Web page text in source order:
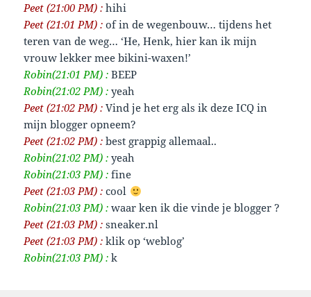
Peet (21:00 PM) : hihi
Peet (21:01 PM) : of in de wegenbouw… tijdens het
teren van de weg… ‘He, Henk, hier kan ik mijn
vrouw lekker mee bikini-waxen!’
Robin(21:01 PM) : BEEP
Robin(21:02 PM) : yeah
Peet (21:02 PM) : Vind je het erg als ik deze ICQ in
mijn blogger opneem?
Peet (21:02 PM) : best grappig allemaal..
Robin(21:02 PM) : yeah
Robin(21:03 PM) : fine
Peet (21:03 PM) : cool
Robin(21:03 PM) : waar ken ik die vinde je blogger ?
Peet (21:03 PM) : sneaker.nl
Peet (21:03 PM) : klik op ‘weblog’
Robin(21:03 PM) : k